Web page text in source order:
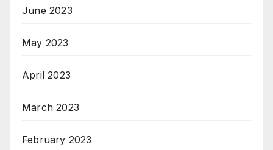
June 2023
May 2023
April 2023
March 2023
February 2023